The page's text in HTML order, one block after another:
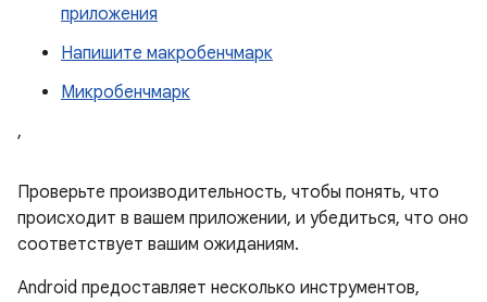
приложения
Напишите макробенчмарк
Микробенчмарк
,
Проверьте производительность, чтобы понять, что
происходит в вашем приложении, и убедиться, что оно
соответствует вашим ожиданиям.
Android предоставляет несколько инструментов,